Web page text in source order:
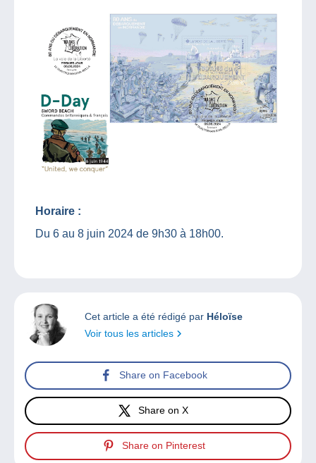
Horaire :
Du 6 au 8 juin 2024 de 9h30 à 18h00.
Cet article a été rédigé par Héloïse
Voir tous les articles
Share on Facebook
Share on X
Share on Pinterest